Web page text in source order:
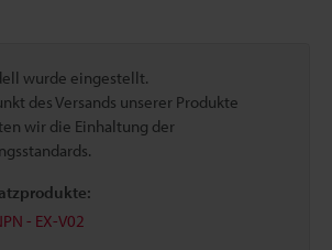
wurde eingestellt.
des Versands unserer Produkte
wir die Einhaltung der
- EX-V02